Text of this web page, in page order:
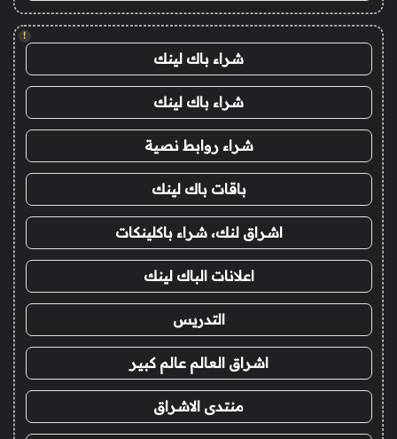
!
شراء باك لينك
شراء باك لينك
شراء روابط نصية
باقات باك لينك
اشراق لنك، شراء باكلينكات
اعلانات الباك لينك
التدريس
اشراق العالم عالم كبير
منتدى الاشراق